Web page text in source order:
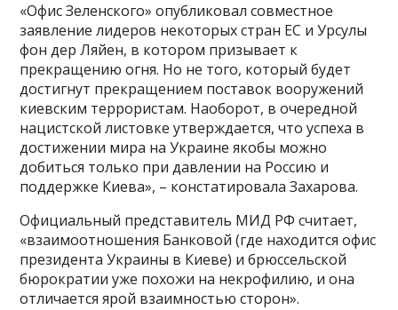
«Офис Зеленского» опубликовал совместное
заявление лидеров некоторых стран ЕС и Урсулы
фон дер Ляйен, в котором призывает к
прекращению огня. Но не того, который будет
достигнут прекращением поставок вооружений
киевским террористам. Наоборот, в очередной
нацистской листовке утверждается, что успеха в
достижении мира на Украине якобы можно
добиться только при давлении на Россию и
поддержке Киева», – констатировала Захарова.
Официальный представитель МИД РФ считает,
«взаимоотношения Банковой (где находится офис
президента Украины в Киеве) и брюссельской
бюрократии уже похожи на некрофилию, и она
отличается ярой взаимностью сторон».